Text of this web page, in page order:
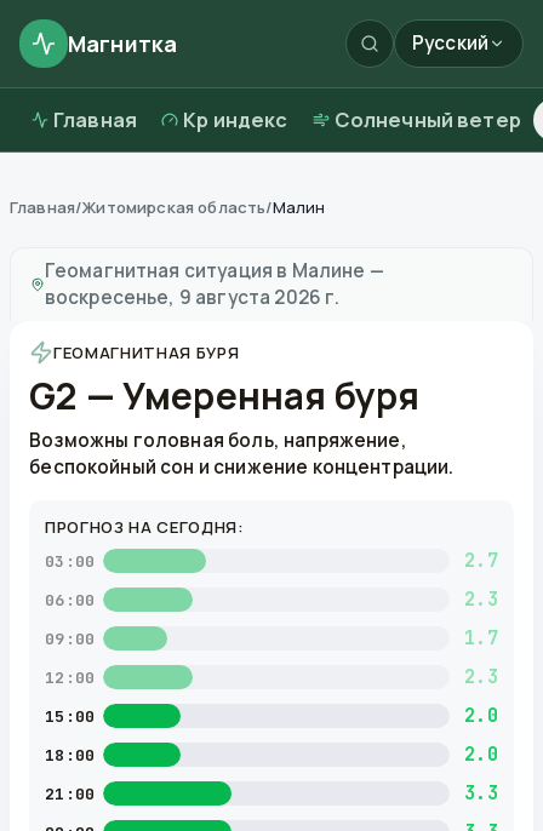
Магнитка Русский
Главная Kp индекс Солнечный ветер
Главная/Житомирская область/Малин
Геомагнитная ситуация в Малине —
воскресенье, 9 августа 2026 г.
ГЕОМАГНИТНАЯ БУРЯ
G2 — Умеренная буря
Возможны головная боль, напряжение,
беспокойный сон и снижение концентрации.
ПРОГНОЗ НА СЕГОДНЯ:
03:00 2.7
06:00 2.3
09:00 1.7
12:00 2.3
15:00 2.0
18:00 2.0
21:00 3.3